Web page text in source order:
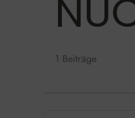
1 Beiträge